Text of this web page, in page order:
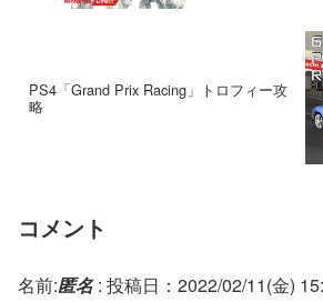
PS4「Grand Prix Racing」トロフィー攻
略
コメント
名前:匿名: 投稿日：2022/02/11(金)